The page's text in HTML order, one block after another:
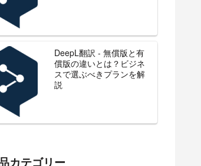
DeepL翻訳 - 無償版と有
償版の違いとは？ビジネ
スで選ぶべきプランを解
説
カテゴリー